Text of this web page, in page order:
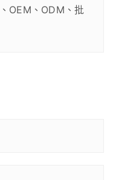
OEM、ODM、批